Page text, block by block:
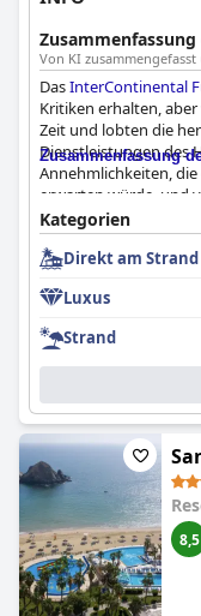
Von KI zusammengefasst
DasInterContinental
Kritiken erhalten,
Zeit und lobten die
Dienstleistungen des
Annehmlichkeiten,
erwarten würde, und
Ausstattung, die es
oder
sogar der Meinung,
sogar mit mehr als
Während einige von
Abendessens
Frühstücksangebot.
bezeichnen viele
empfehlen es weiter.
Zusammenfassung
Kategorien
Direkt am Strand
Luxus
Strand
8,5